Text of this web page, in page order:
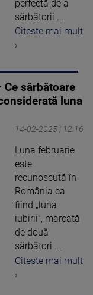
perfectă de a
sărbătorii ...
Citeste mai mult
›
Ce sărbătoare
luna
14-02-2025 | 12:16
Luna februarie
este
recunoscută în
România ca
fiind „luna
iubirii”, marcată
de două
sărbători ...
Citeste mai mult
›